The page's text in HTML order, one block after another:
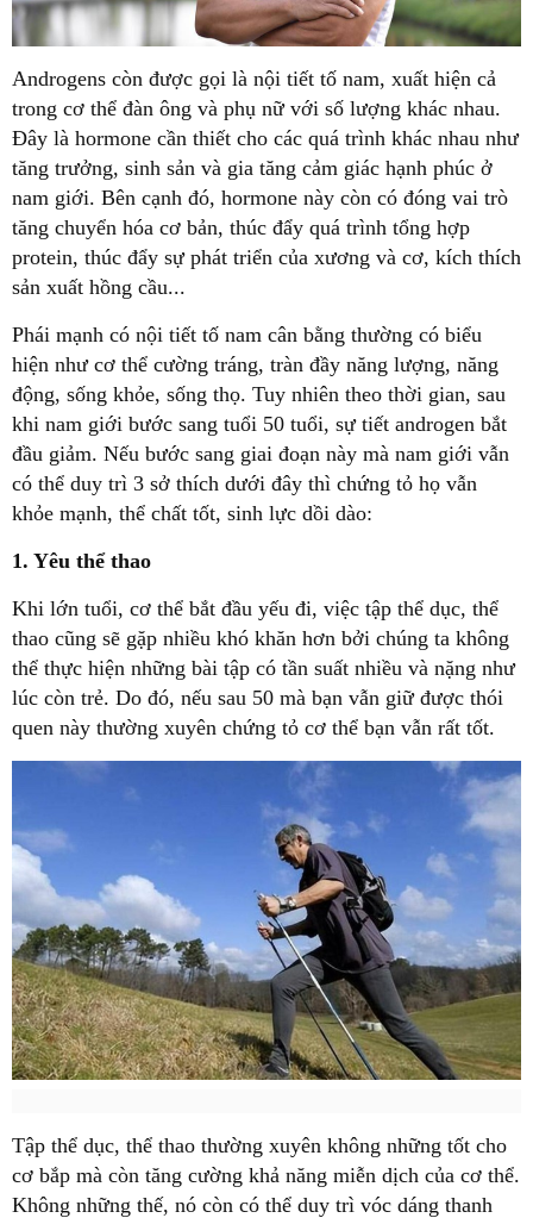
Androgens còn được gọi là nội tiết tố nam, xuất hiện cả
trong cơ thể đàn ông và phụ nữ với số lượng khác nhau.
Đây là hormone cần thiết cho các quá trình khác nhau như
tăng trưởng, sinh sản và gia tăng cảm giác hạnh phúc ở
nam giới. Bên cạnh đó, hormone này còn có đóng vai trò
tăng chuyển hóa cơ bản, thúc đẩy quá trình tổng hợp
protein, thúc đẩy sự phát triển của xương và cơ, kích thích
sản xuất hồng cầu...
Phái mạnh có nội tiết tố nam cân bằng thường có biểu
hiện như cơ thể cường tráng, tràn đầy năng lượng, năng
động, sống khỏe, sống thọ. Tuy nhiên theo thời gian, sau
khi nam giới bước sang tuổi 50 tuổi, sự tiết androgen bắt
đầu giảm. Nếu bước sang giai đoạn này mà nam giới vẫn
có thể duy trì 3 sở thích dưới đây thì chứng tỏ họ vẫn
khỏe mạnh, thể chất tốt, sinh lực dồi dào:
1. Yêu thể thao
Khi lớn tuổi, cơ thể bắt đầu yếu đi, việc tập thể dục, thể
thao cũng sẽ gặp nhiều khó khăn hơn bởi chúng ta không
thể thực hiện những bài tập có tần suất nhiều và nặng như
lúc còn trẻ. Do đó, nếu sau 50 mà bạn vẫn giữ được thói
quen này thường xuyên chứng tỏ cơ thể bạn vẫn rất tốt.
Tập thể dục, thể thao thường xuyên không những tốt cho
cơ bắp mà còn tăng cường khả năng miễn dịch của cơ thể.
Không những thế, nó còn có thể duy trì vóc dáng thanh